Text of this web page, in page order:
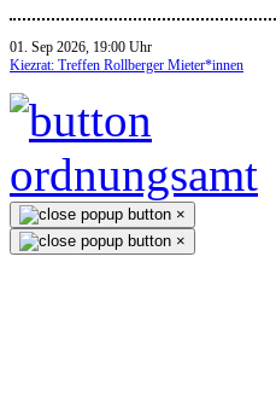
01. Sep 2026, 19:00 Uhr
Kiezrat: Treffen Rollberger Mieter*innen
×
×